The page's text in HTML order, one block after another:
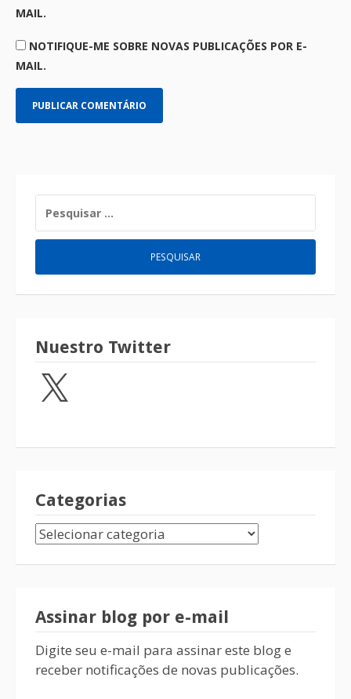
MAIL.
NOTIFIQUE-ME SOBRE NOVAS PUBLICAÇÕES POR E-
MAIL.
Nuestro Twitter
Categorias
Assinar blog por e-mail
Digite seu e-mail para assinar este blog e
receber notificações de novas publicações.